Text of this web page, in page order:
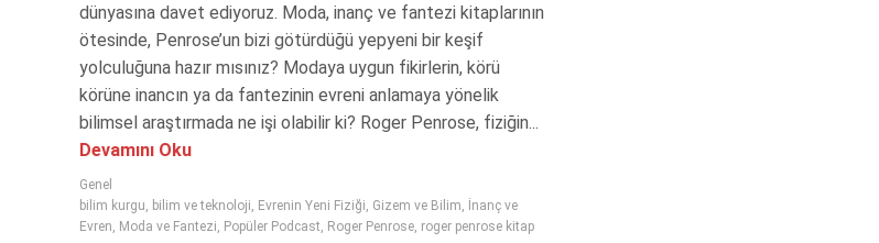
dünyasına davet ediyoruz. Moda, inanç ve fantezi kitaplarının
ötesinde, Penrose’un bizi götürdüğü yepyeni bir keşif
yolculuğuna hazır mısınız? Modaya uygun fikirlerin, körü
körüne inancın ya da fantezinin evreni anlamaya yönelik
bilimsel araştırmada ne işi olabilir ki? Roger Penrose, fiziğin...
Devamını Oku
Genel
bilim kurgu, bilim ve teknoloji, Evrenin Yeni Fiziği, Gizem ve Bilim, İnanç ve
Evren, Moda ve Fantezi, Popüler Podcast, Roger Penrose, roger penrose kitap